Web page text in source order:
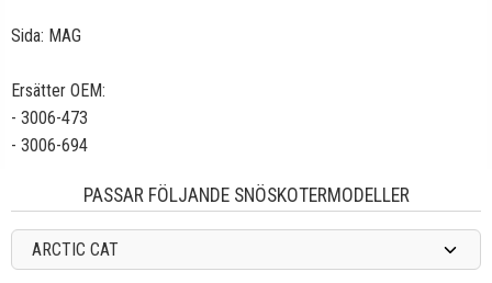
Sida: MAG
Ersätter OEM:
- 3006-473
- 3006-694
PASSAR FÖLJANDE SNÖSKOTERMODELLER
ARCTIC CAT